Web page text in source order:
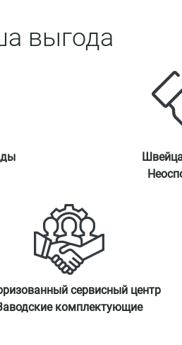
выгода
сервисный центр
комплектующие